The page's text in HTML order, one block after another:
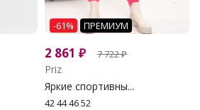
-61% ПРЕМИУМ
2 861 ₽ 7 722₽
Priz
Яркие спортивны...
42 44 46 52